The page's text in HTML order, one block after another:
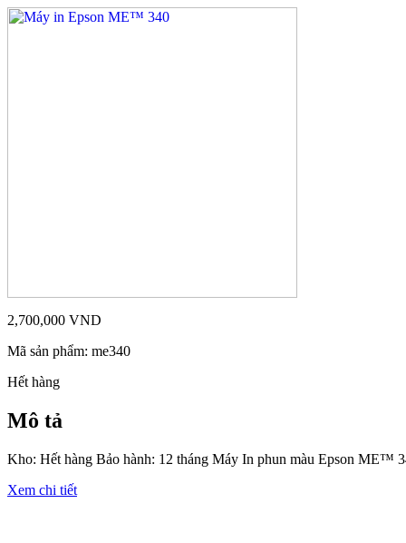
2,700,000 VND
Mã sản phẩm: me340
Hết hàng
Mô tả
Kho: Hết hàng Bảo hành: 12 tháng Máy In phun màu Epson ME™
Xem chi tiết